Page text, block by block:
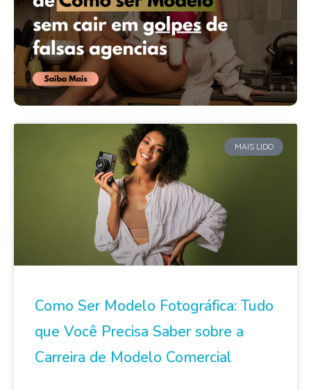
MAIS LIDO
Como Ser Modelo Fotográfica: Tudo
que Você Precisa Saber sobre a
Carreira de Modelo Comercial